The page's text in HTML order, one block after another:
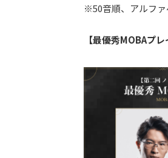
※50音順、アルファ
【最優秀MOBAプレ